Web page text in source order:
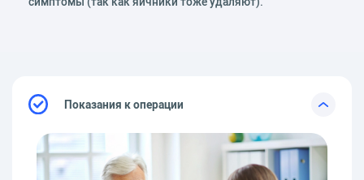
Показания к операции